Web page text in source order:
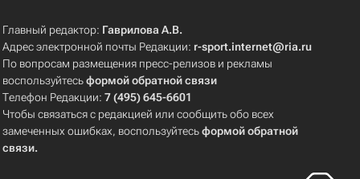
Главный редактор: Гаврилова А.В.
Адрес электронной почты Редакции: r-sport.internet@ria.ru
По вопросам размещения пресс-релизов и рекламы
воспользуйтесьформой обратной связи
Телефон Редакции:7 (495) 645-6601
Чтобы связаться с редакцией или сообщить обо всех
замеченных ошибках, воспользуйтесьформой обратной
связи.